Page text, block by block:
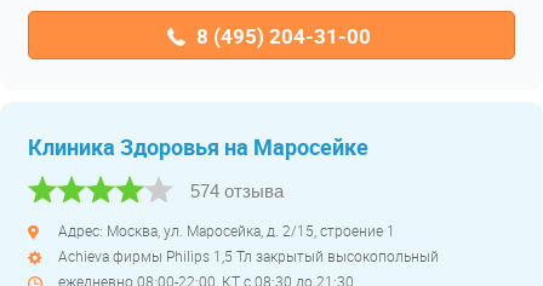
8 (495) 204-31-00
Клиника Здоровья на Маросейке
574 отзыва
Адрес: Москва, ул. Маросейка, д. 2/15, строение 1
Achieva фирмы Philips 1,5 Тл закрытый высокопольный
ежедневно 08:00-22:00, КТ с 08:30 до 21:30